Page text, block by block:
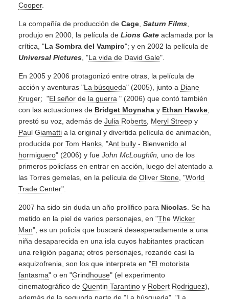
Cooper.
La compañía de producción de Cage Saturn Films
produjo en 2000, la película de Lions Gate aclamada por la
crítica, "La Sombra del Vampiro"; y en 2002 la película de
Universal Pictures , "La vida de David Gale".
En 2005 y 2006 protagonizó entre otras, la película de
acción y aventuras "La búsqueda" (2005), junto a Diane
Kruger; "El señor de la guerra " (2006) que contó también
con las actuaciones de Bridget Moynaha y Ethan Hawke;
prestó su voz, además de Julia Roberts Meryl Streep y
Paul Giamatti a la original y divertida película de animación,
producida por Tom Hanks , "Ant bully - Bienvenido al
hormiguero" (2006) y fue John McLoughlin, uno de los
primeros policíass en entrar en acción, luego del atentado a
las Torres gemelas, en la película de Oliver Stone , "World
Trade Center".
2007 ha sido sin duda un año prolífico para Nicolas . Se ha
metido en la piel de varios personajes, en "The Wicker
Man", es un policía que buscará desesperadamente a una
niña desaparecida en una isla cuyos habitantes practican
una religión pagana; otros personajes, rozando casi la
esquizofrenia, son los que interpreta en "El motorista
fantasma" o en "Grindhouse" (el experimento
cinematográfico de Quentin Tarantino y Robert Rodriguez),